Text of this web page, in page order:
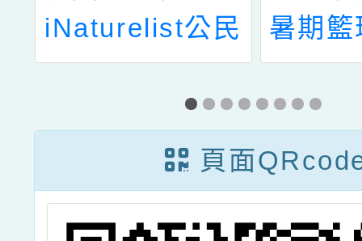
暑期籃球訓練營
種子
頁面